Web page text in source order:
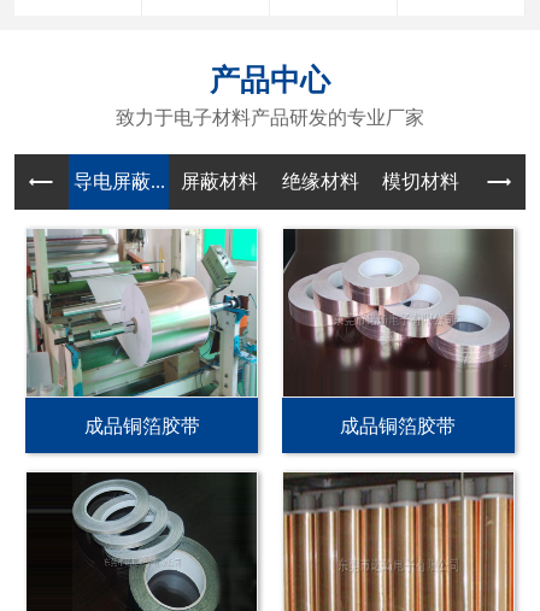
产品中心
致力于电子材料产品研发的专业厂家
导电屏蔽... 屏蔽材料 绝缘材料 模切材料
成品铜箔胶带 成品铜箔胶带